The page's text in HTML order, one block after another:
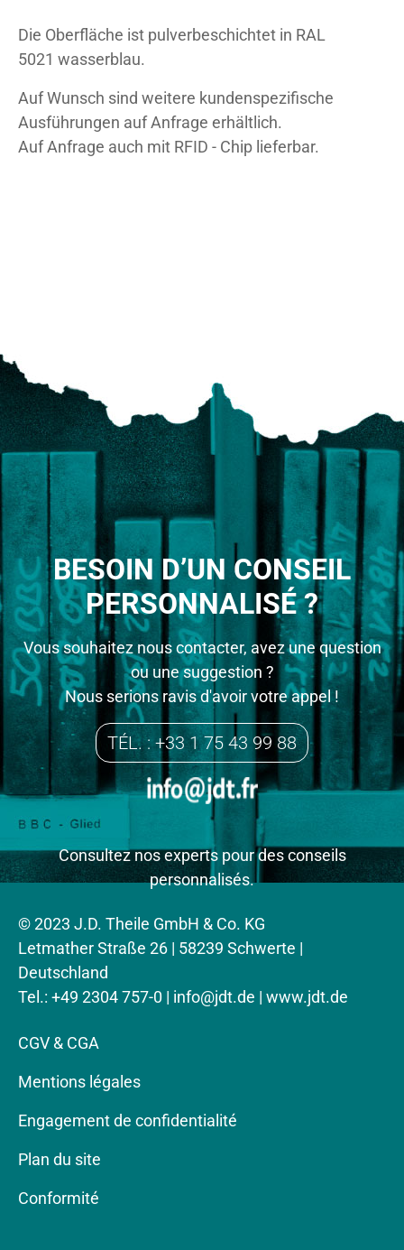
Die Oberfläche ist pulverbeschichtet in RAL
5021 wasserblau.
Auf Wunsch sind weitere kundenspezifische
Ausführungen auf Anfrage erhältlich.
Auf Anfrage auch mit RFID - Chip lieferbar.
BESOIN D’UN CONSEIL
PERSONNALISÉ ?
Vous souhaitez nous contacter, avez une question
ou une suggestion ?
Nous serions ravis d'avoir votre appel !
TÉL. : +33 1 75 43 99 88
Consultez nos experts pour des conseils
personnalisés.
© 2023 J.D. Theile GmbH & Co. KG
Letmather Straße 26 | 58239 Schwerte |
Deutschland
Tel.: +49 2304 757-0 | info@jdt.de | www.jdt.de
CGV & CGA
Mentions légales
Engagement de confidentialité
Plan du site
Conformité